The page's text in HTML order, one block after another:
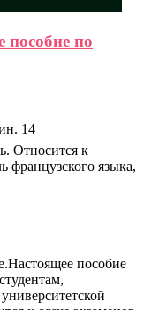
по
14
Относится к
французского языка,
пособие